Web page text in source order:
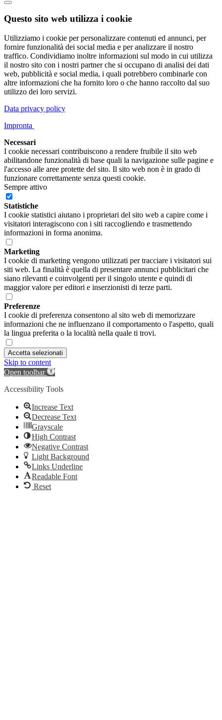
Questo sito web utilizza i cookie
Utilizziamo i cookie per personalizzare contenuti ed annunci, per
fornire funzionalità dei social media e per analizzare il nostro
traffico. Condividiamo inoltre informazioni sul modo in cui utilizza
il nostro sito con i nostri partner che si occupano di analisi dei dati
web, pubblicità e social media, i quali potrebbero combinarle con
altre informazioni che ha fornito loro o che hanno raccolto dal suo
utilizzo dei loro servizi.
Data privacy policy
Impronta
Necessari
I cookie necessari contribuiscono a rendere fruibile il sito web
abilitandone funzionalità di base quali la navigazione sulle pagine e
l'accesso alle aree protette del sito. Il sito web non è in grado di
funzionare correttamente senza questi cookie.
Sempre attivo
Statistiche
I cookie statistici aiutano i proprietari del sito web a capire come i
visitatori interagiscono con i siti raccogliendo e trasmettendo
informazioni in forma anonima.
Marketing
I cookie di marketing vengono utilizzati per tracciare i visitatori sui
siti web. La finalità è quella di presentare annunci pubblicitari che
siano rilevanti e coinvolgenti per il singolo utente e quindi di
maggior valore per editori e inserzionisti di terze parti.
Preferenze
I cookie di preferenza consentono al sito web di memorizzare
informazioni che ne influenzano il comportamento o l'aspetto, quali
la lingua preferita o la località nella quale ti trovi.
Accetta selezionati
Skip to content
Open toolbar
Accessibility Tools
Increase Text
Decrease Text
Grayscale
High Contrast
Negative Contrast
Light Background
Links Underline
Readable Font
Reset